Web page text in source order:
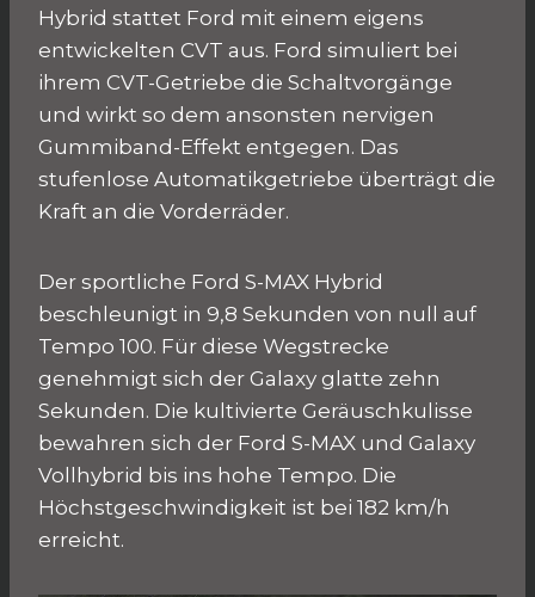
Hybrid stattet Ford mit einem eigens
entwickelten CVT aus. Ford simuliert bei
ihrem CVT-Getriebe die Schaltvorgänge
und wirkt so dem ansonsten nervigen
Gummiband-Effekt entgegen. Das
stufenlose Automatikgetriebe überträgt die
Kraft an die Vorderräder.
Der sportliche Ford S-MAX Hybrid
beschleunigt in 9,8 Sekunden von null auf
Tempo 100. Für diese Wegstrecke
genehmigt sich der Galaxy glatte zehn
Sekunden. Die kultivierte Geräuschkulisse
bewahren sich der Ford S-MAX und Galaxy
Vollhybrid bis ins hohe Tempo. Die
Höchstgeschwindigkeit ist bei 182 km/h
erreicht.